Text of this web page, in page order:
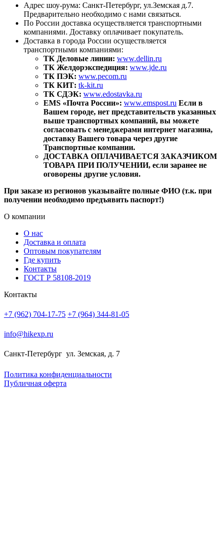
Адрес шоу-рума: Санкт-Петербург, ул.Земская д.7.
Предварительно необходимо с нами связаться.
По России доставка осуществляется транспортными
компаниями. Доставку оплачивает покупатель.
Доставка в города России осуществляется
транспортными компаниями:
ТК Деловые линии: www.dellin.ru
ТК Желдорэкспедиция: www.jde.ru
ТК ПЭК: www.pecom.ru
ТК КИТ: tk-kit.ru
ТК СДЭК: www.edostavka.ru
EMS «Почта России»: www.emspost.ru Если в
Вашем городе, нет представительств указанных
выше транспортных компаний, вы можете
согласовать с менеджерами интернет магазина,
доставку Вашего товара через другие
Транспортные компании.
ДОСТАВКА ОПЛАЧИВАЕТСЯ ЗАКАЗЧИКОМ
ТОВАРА ПРИ ПОЛУЧЕНИИ, если заранее не
оговорены другие условия.
При заказе из регионов указывайте полные ФИО (т.к. при
получении необходимо предъявить паспорт!)
О компании
О нас
Доставка и оплата
Оптовым покупателям
Где купить
Контакты
ГОСТ Р 58108-2019
Контакты
+7 (962) 704-17-75 +7 (964) 344-81-05
info@hikexp.ru
Санкт-Петербург ул. Земская, д. 7
Политика конфиденциальности
Публичная оферта